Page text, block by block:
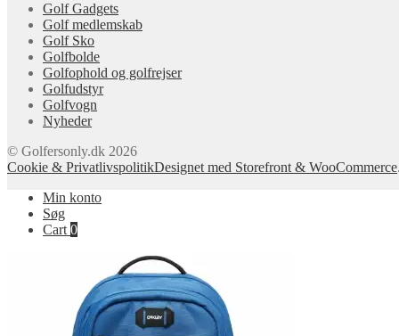
Golf Gadgets
Golf medlemskab
Golf Sko
Golfbolde
Golfophold og golfrejser
Golfudstyr
Golfvogn
Nyheder
© Golfersonly.dk 2026
Cookie & PrivatlivspolitikDesignet med Storefront & WooCommerce
Min konto
Søg
Cart 0